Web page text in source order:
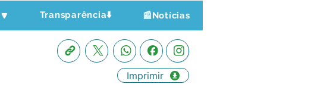
Transparência⬇️ 📰Notícias
Imprimir